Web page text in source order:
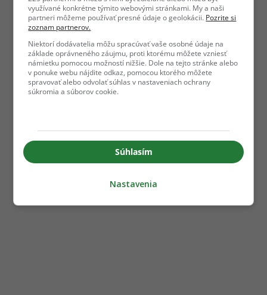
využívané konkrétne týmito webovými stránkami. My a naši
partneri môžeme používať presné údaje o geolokácii. Pozrite si
zoznam partnerov.
Niektorí dodávatelia môžu spracúvať vaše osobné údaje na
základe oprávneného záujmu, proti ktorému môžete vzniesť
námietku pomocou možností nižšie. Dole na tejto stránke alebo
v ponuke webu nájdite odkaz, pomocou ktorého môžete
spravovať alebo odvolať súhlas v nastaveniach ochrany
súkromia a súborov cookie.
Súhlasím
Nastavenia